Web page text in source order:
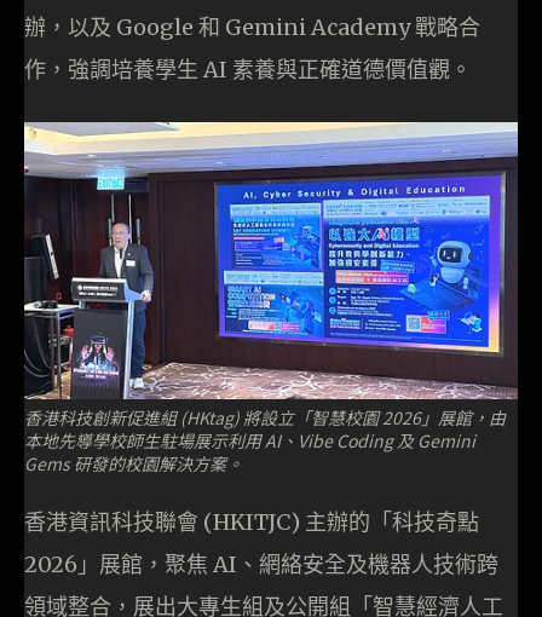
辦，以及 Google 和 Gemini Academy 戰略合
作，強調培養學生 AI 素養與正確道德價值觀。
香港科技創新促進組 (HKtag) 將設立「智慧校園 2026」展館，由
本地先導學校師生駐場展示利用 AI、Vibe Coding 及 Gemini
Gems 研發的校園解決方案。
香港資訊科技聯會 (HKITJC) 主辦的「科技奇點
2026」展館，聚焦 AI、網絡安全及機器人技術跨
領域整合，展出大專生組及公開組「智慧經濟人工